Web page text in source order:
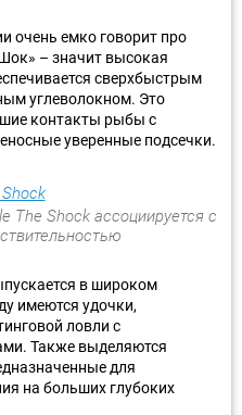
очень емко говорит про
– значит высокая
сверхбыстрым
углеволокном. Это
контакты рыбы с
уверенные подсечки.
The Shock ассоциируется с
в широком
имеются удочки,
ловли с
Также выделяются
для
на больших глубоких